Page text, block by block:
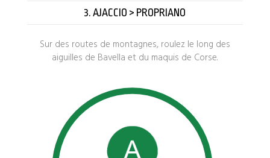
3. AJACCIO > PROPRIANO
Sur des routes de montagnes, roulez le long des
aiguilles de Bavella et du maquis de Corse.